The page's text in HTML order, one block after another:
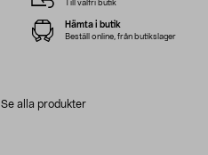
Se alla produkter
Till valfri butik
Hämta i butik
Beställ online, från butikslager